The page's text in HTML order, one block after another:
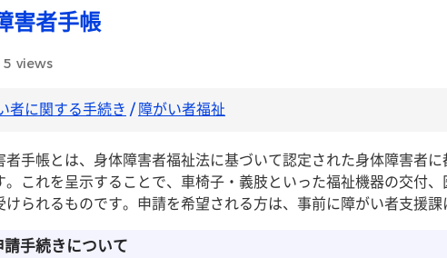
害者手帳
views
者に関する手続き /障がい者福祉
者手帳とは、身体障害者福祉法に基づいて認定された身体障害者
。これを呈示することで、車椅子・義肢といった福祉機器の交付
けられるものです。申請を希望される方は、事前に障がい者支援課
請手続きについて